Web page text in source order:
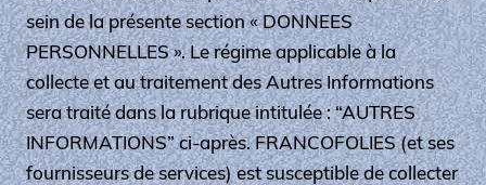
sein de la présente section « DONNEES
PERSONNELLES ». Le régime applicable à la
collecte et au traitement des Autres Informations
sera traité dans la rubrique intitulée : “AUTRES
INFORMATIONS” ci-après. FRANCOFOLIES (et ses
fournisseurs de services) est susceptible de collecter